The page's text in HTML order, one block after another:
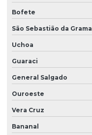
Bofete
São Sebastião da Grama
Uchoa
Guaraci
General Salgado
Ouroeste
Vera Cruz
Bananal